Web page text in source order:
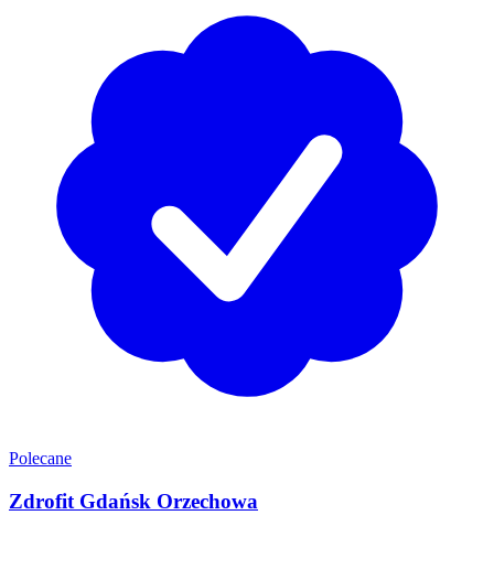
Polecane
Zdrofit Gdańsk Orzechowa